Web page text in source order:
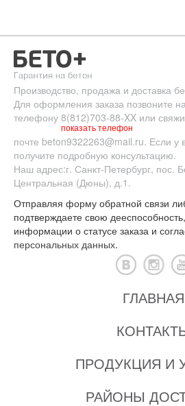
Производство, продажа и доставка
Для оформления заказа позвоните
телефону 8(812)703-88-XX
показать телефон
или
почте beton9322263@mail.ru. Если у
получите подробную консультацию.
Наш адрес:г. Санкт-Петербург, пос.
Центральная (Дюны), д.1.
Отправляя форму обратной связи
подтверждаете свою
информации о статусе заказа и
персональных данных.
ГЛАВНАЯ
ПРОДУКЦИЯ И
РАЙОНЫ